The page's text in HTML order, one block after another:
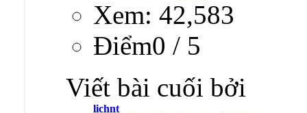
Xem: 42,583
Ðiểm0 / 5
Viết bài cuối bởi
lichnt